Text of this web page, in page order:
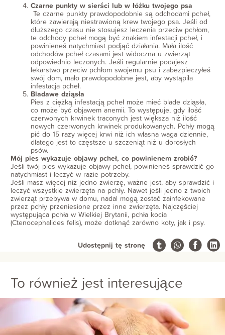
Czarne punkty w sierści lub w łóżku twojego psa
Te czarne punkty prawdopodobnie są odchodami pcheł,
które zawierają niestrawioną krew twojego psa. Jeśli od
dłuższego czasu nie stosujesz leczenia przeciw pchłom,
te odchody pcheł mogą być znakiem infestacji pcheł, i
powinieneś natychmiast podjąć działania. Mała ilość
odchodów pcheł czasami jest widoczna u zwierząt
odpowiednio leczonych. Jeśli regularnie podajesz
lekarstwo przeciw pchłom swojemu psu i zabezpieczyłeś
swój dom, mało prawdopodobne jest, aby wystąpiła
infestacja pcheł.
Bladawe dziąsła
Pies z ciężką infestacją pcheł może mieć blade dziąsła,
co może być objawem anemii. To występuje, gdy ilość
czerwonych krwinek traconych jest większa niż ilość
nowych czerwonych krwinek produkowanych. Pchły mogą
pić do 15 razy więcej krwi niż ich własna waga dziennie,
dlatego jest to częstsze u szczeniąt niż u dorosłych
psów.
Mój pies wykazuje objawy pcheł, co powinienem zrobić?
Jeśli twój pies wykazuje objawy pcheł, powinieneś sprawdzić go
natychmiast i leczyć w razie potrzeby.
Jeśli masz więcej niż jedno zwierzę, ważne jest, aby sprawdzić i
leczyć wszystkie zwierzęta na pchły. Nawet jeśli jedno z twoich
zwierząt przebywa w domu, nadal mogą zostać zainfekowane
przez pchły przeniesione przez inne zwierzęta. Najczęściej
występująca pchła w Wielkiej Brytanii, pchła kocia
(Ctenocephalides felis), może dotknąć zarówno koty, jak i psy.
Udostępnij tę stronę
To również jest interesujące